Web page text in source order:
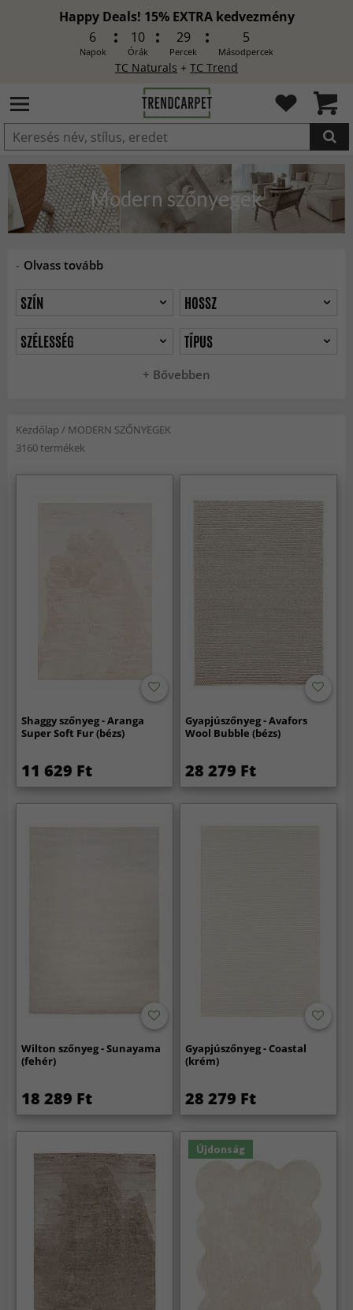
Happy Deals! 15% EXTRA kedvezmény
6
Napok
10
Órák
29
Percek
3
Másodpercek
TC Naturals + TC Trend
HOZZÁADVA
Modern szőnyegek
- Olvass tovább
+ Bővebben
SZÍN
HOSSZ
SZÉLESSÉG
TÍPUS
Kezdőlap / MODERN SZŐNYEGEK
3160 termékek
Shaggy szőnyeg - Aranga
Super Soft Fur (bézs)
11 629 Ft
Gyapjúszőnyeg - Avafors
Wool Bubble (bézs)
28 279 Ft
Wilton szőnyeg - Sunayama
(fehér)
18 289 Ft
Gyapjúszőnyeg - Coastal
(krém)
28 279 Ft
Újdonság